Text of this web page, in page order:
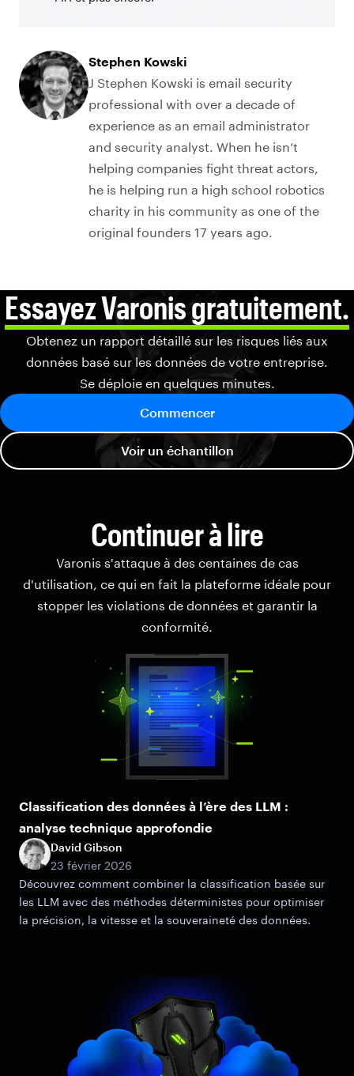
Stephen Kowski
J Stephen Kowski is email security
professional with over a decade of
experience as an email administrator
and security analyst. When he isn’t
helping companies fight threat actors,
he is helping run a high school robotics
charity in his community as one of the
original founders 17 years ago.
Essayez Varonis gratuitement.
Obtenez un rapport détaillé sur les risques liés aux
données basé sur les données de votre entreprise.
Se déploie en quelques minutes.
Commencer
Voir un échantillon
Continuer à lire
Varonis s'attaque à des centaines de cas
d'utilisation, ce qui en fait la plateforme idéale pour
stopper les violations de données et garantir la
conformité.
Classification des données à l’ère des LLM :
analyse technique approfondie
David Gibson
23 février 2026
Découvrez comment combiner la classification basée sur
les LLM avec des méthodes déterministes pour optimiser
la précision, la vitesse et la souveraineté des données.